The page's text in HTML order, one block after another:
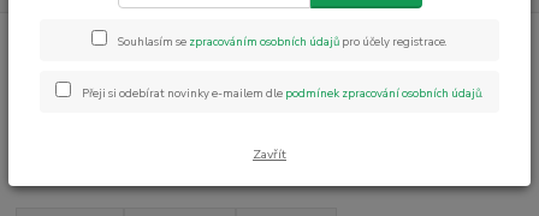
Obvodové lišty Kobercové lišty
Kobercové lišty
Upřesnit parametry
Souhlasím se zpracováním osobních údajů pro účely registrace.
Přeji si odebírat novinky e-mailem dle podmínek zpracování osobních údajů.
Zavřít